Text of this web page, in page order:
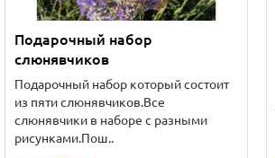
Подарочный набор
слюнявчиков
Подарочный набор который состоит
из пяти слюнявчиков.Все
слюнявчики в наборе с разными
рисунками.Пош..